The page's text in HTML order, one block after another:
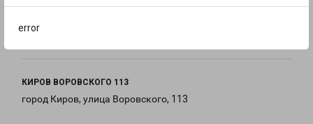
error
21:00
КИРОВ ВОРОВСКОГО 113
город Киров, улица Воровского, 113